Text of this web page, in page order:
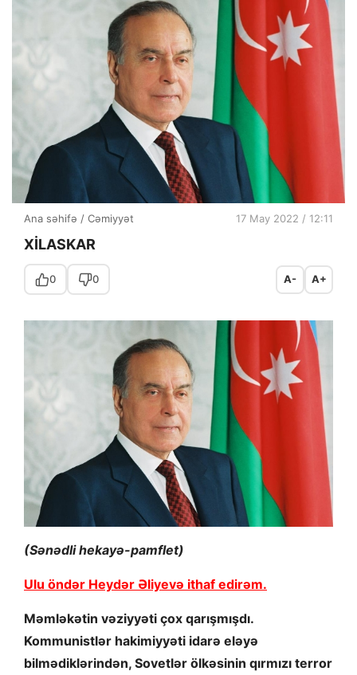
Ana səhifə / Cəmiyyət 17 May 2022 / 12:11
XİLASKAR
0 0 A- A+
(Sənədli hekayə-pamflet)
Ulu öndər Heydər Əliyevə ithaf edirəm.
Məmləkətin vəziyyəti çox qarışmışdı.
Kommunistlər hakimiyyəti idarə eləyə
bilmədiklərindən, Sovetlər ölkəsinin qırmızı terror